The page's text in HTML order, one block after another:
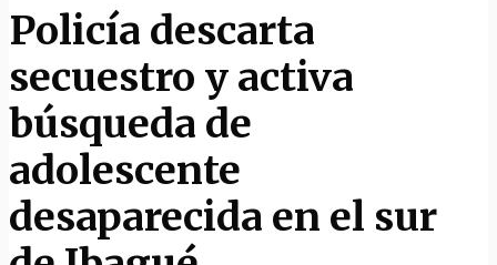
Policía descarta
secuestro y activa
búsqueda de
adolescente
desaparecida en el sur